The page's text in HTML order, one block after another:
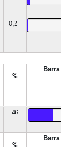
0,2
%
Barra %
46
%
Barra %